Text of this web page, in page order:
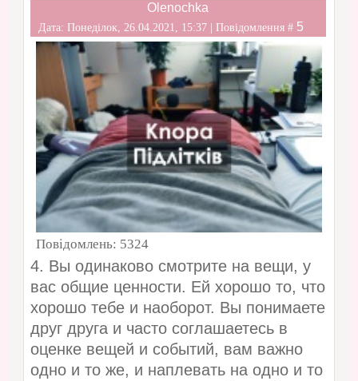
Olenochka
Дата: Понеділок, 26.04.2021, 15:37 | Повідомлення # 5
Повідомлень: 5324
4. Вы одинаково смотрите на вещи, у
вас общие ценности. Ей хорошо то, что
хорошо тебе и наоборот. Вы понимаете
друг друга и часто соглашаетесь в
оценке вещей и событий, вам важно
одно и то же, и наплевать на одно и то